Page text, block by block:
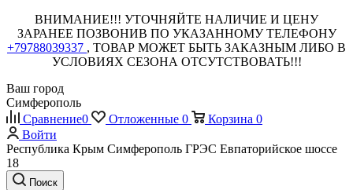
ВНИМАНИЕ!!! УТОЧНЯЙТЕ НАЛИЧИЕ И ЦЕНУ
ЗАРАНЕЕ ПОЗВОНИВ ПО УКАЗАННОМУ ТЕЛЕФОНУ
+79788039337 , ТОВАР МОЖЕТ БЫТЬ ЗАКАЗНЫМ ЛИБО В
УСЛОВИЯХ СЕЗОНА ОТСУТСТВОВАТЬ!!!
Ваш город
Симферополь
Сравнение0 Отложенные 0 Корзина 0
Войти
Республика Крым Симферополь ГРЭС Евпаторийское шоссе
18
Поиск